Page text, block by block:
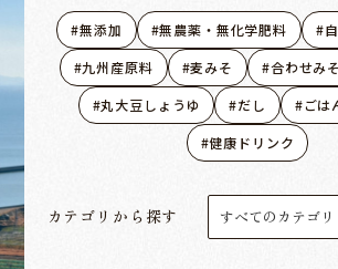
無添加 無農薬・無化学肥料
九州産原料
麦みそ 合わせみそ
丸大豆しょうゆ
だし
ごは
健康ドリンク
カテゴリから探す